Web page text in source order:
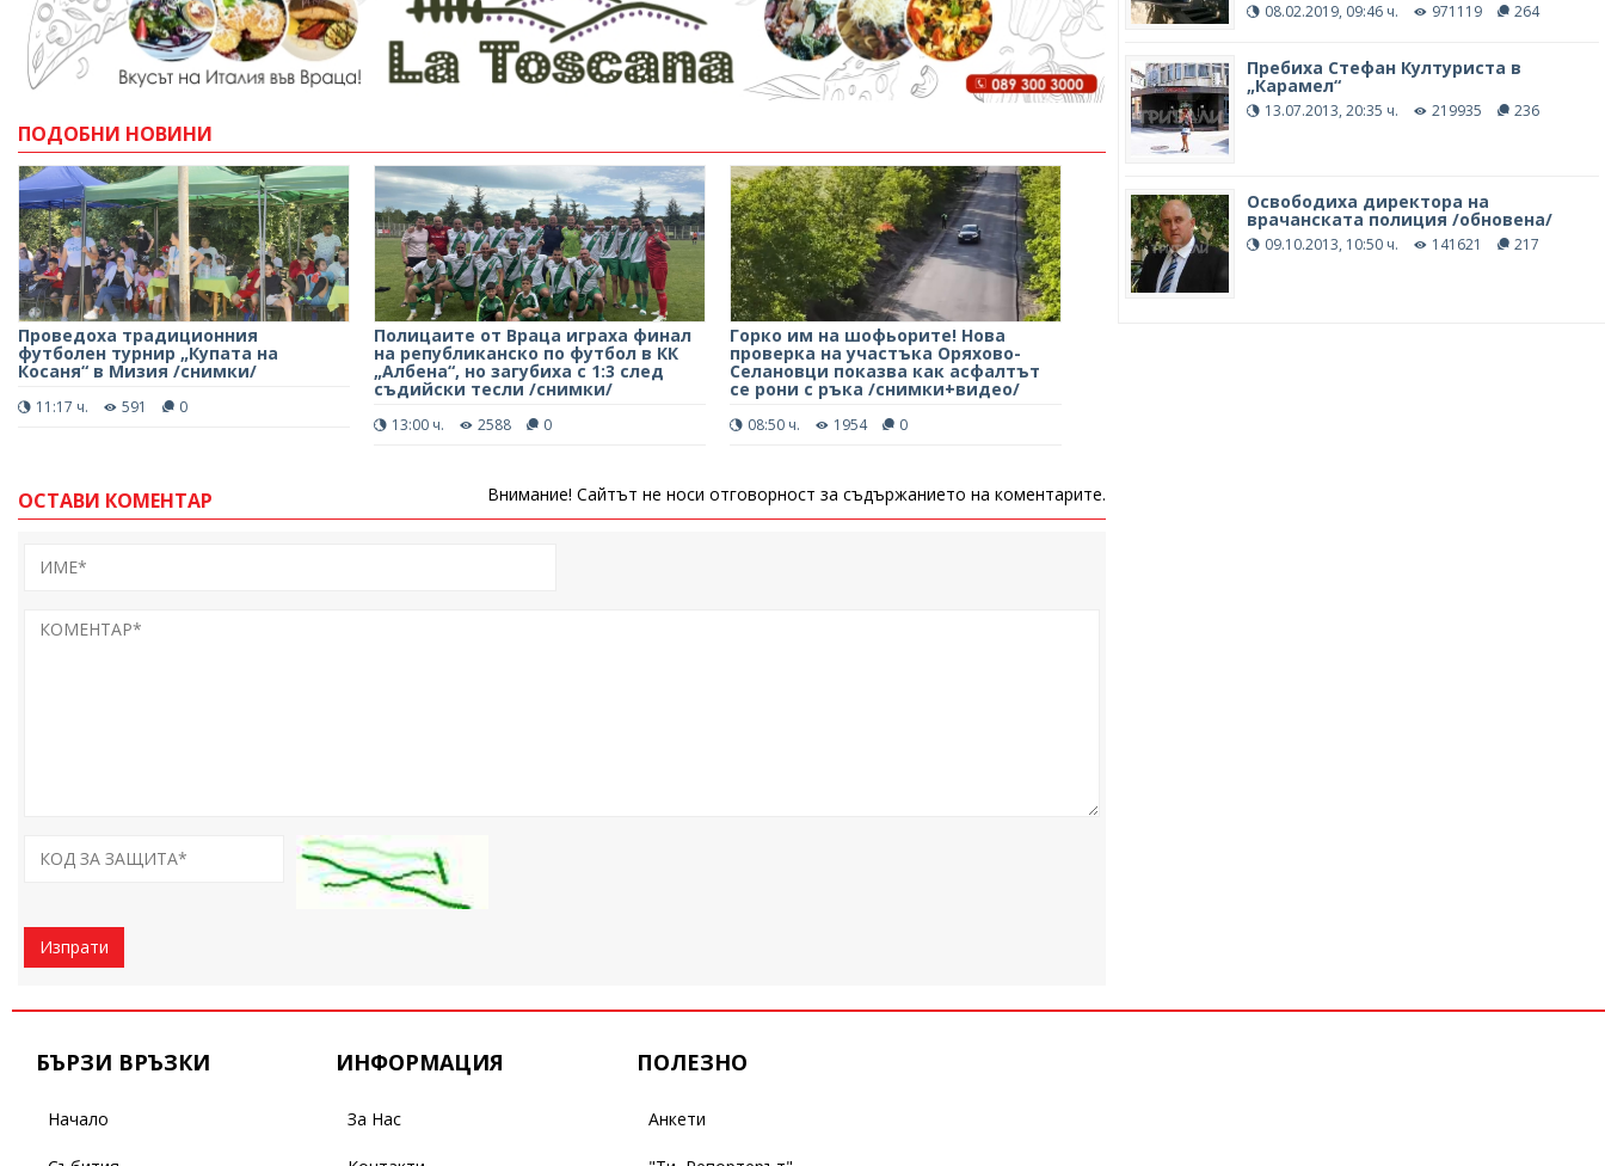
ПОДОБНИ НОВИНИ
Проведоха традиционния
футболен турнир „Купата на
Косаня“ в Мизия /снимки/
11:17 ч. 591 0
Полицаите от Враца играха финал
на републиканско по футбол в КК
„Албена“, но загубиха с 1:3 след
съдийски тесли /снимки/
13:00 ч. 2588 0
Горко им на шофьорите! Нова
проверка на участъка Оряхово-
Селановци показва как асфалтът
се рони с ръка /снимки+видео/
08:50 ч. 1954 0
ОСТАВИ КОМЕНТАР Внимание! Сайтът не носи отговорност за съдържанието на коментарите.
Изпрати
08.02.2019, 09:46 ч. 971119 264
Пребиха Стефан Културиста в
„Карамел“
13.07.2013, 20:35 ч. 219935 236
Освободиха директора на
врачанската полиция /обновена/
09.10.2013, 10:50 ч. 141621 217
БЪРЗИ ВРЪЗКИ
Начало
ИНФОРМАЦИЯ
За Нас
ПОЛЕЗНО
Анкети